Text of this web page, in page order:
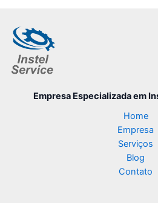
Empresa Especializadaem
Home
Empresa
Serviços
Blog
Contato